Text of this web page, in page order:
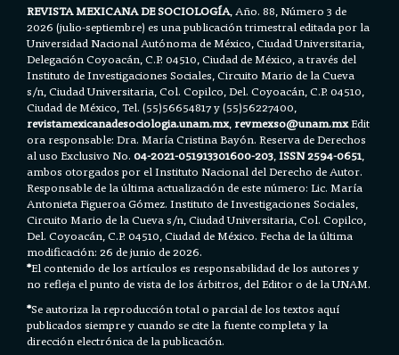
REVISTA MEXICANA DE SOCIOLOGÍA, Año. 88, Número 3 de
2026 (julio-septiembre) es una publicación trimestral editada por la
Universidad Nacional Autónoma de México, Ciudad Universitaria,
Delegación Coyoacán, C.P. 04510, Ciudad de México, a través del
Instituto de Investigaciones Sociales, Circuito Mario de la Cueva
s/n, Ciudad Universitaria, Col. Copilco, Del. Coyoacán, C.P. 04510,
Ciudad de México, Tel. (55)56654817 y (55)56227400,
revistamexicanadesociologia.unam.mx,revmexso@unam.mxEdit
ora responsable: Dra. María Cristina Bayón. Reserva de Derechos
al uso Exclusivo No.04-2021-051913301600-203,ISSN 2594-0651,
ambos otorgados por el Instituto Nacional del Derecho de Autor.
Responsable de la última actualización de este número: Lic. María
Antonieta Figueroa Gómez. Instituto de Investigaciones Sociales,
Circuito Mario de la Cueva s/n, Ciudad Universitaria, Col. Copilco,
Del. Coyoacán, C.P. 04510, Ciudad de México. Fecha de la última
modificación: 26 de junio de 2026.
*El contenido de los artículos es responsabilidad de los autores y
no refleja el punto de vista de los árbitros, del Editor o de la UNAM.
*Se autoriza la reproducción total o parcial de los textos aquí
publicados siempre y cuando se cite la fuente completa y la
dirección electrónica de la publicación.